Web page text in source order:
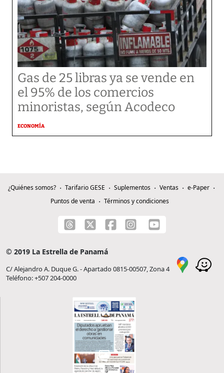
Gas de 25 libras ya se vende en
el 95% de los comercios
minoristas, según Acodeco
ECONOMÍA
¿Quiénes somos? Tarifario GESE Suplementos Ventas
e-Paper
Puntos de venta
Términos y condiciones
© 2019 La Estrella de Panamá
C/ Alejandro A. Duque G. - Apartado 0815-00507, Zona 4
Teléfono: +507 204-0000